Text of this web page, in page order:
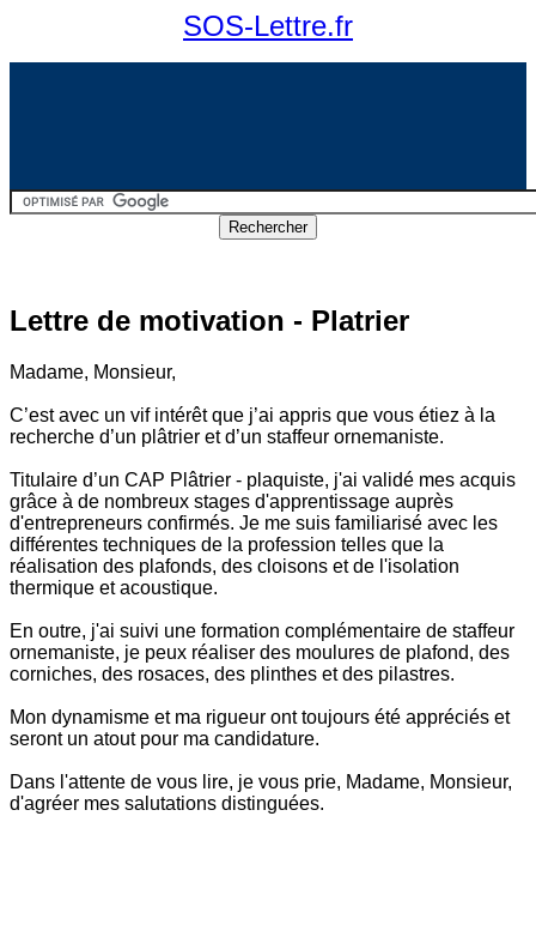
SOS-Lettre.fr
Lettre de motivation - Platrier
Madame, Monsieur,
C’est avec un vif intérêt que j’ai appris que vous étiez à la
recherche d’un plâtrier et d’un staffeur ornemaniste.
Titulaire d’un CAP Plâtrier - plaquiste, j'ai validé mes acquis
grâce à de nombreux stages d'apprentissage auprès
d'entrepreneurs confirmés. Je me suis familiarisé avec les
différentes techniques de la profession telles que la
réalisation des plafonds, des cloisons et de l'isolation
thermique et acoustique.
En outre, j'ai suivi une formation complémentaire de staffeur
ornemaniste, je peux réaliser des moulures de plafond, des
corniches, des rosaces, des plinthes et des pilastres.
Mon dynamisme et ma rigueur ont toujours été appréciés et
seront un atout pour ma candidature.
Dans l'attente de vous lire, je vous prie, Madame, Monsieur,
d'agréer mes salutations distinguées.